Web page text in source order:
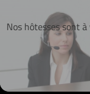
Nos hôtesses sont